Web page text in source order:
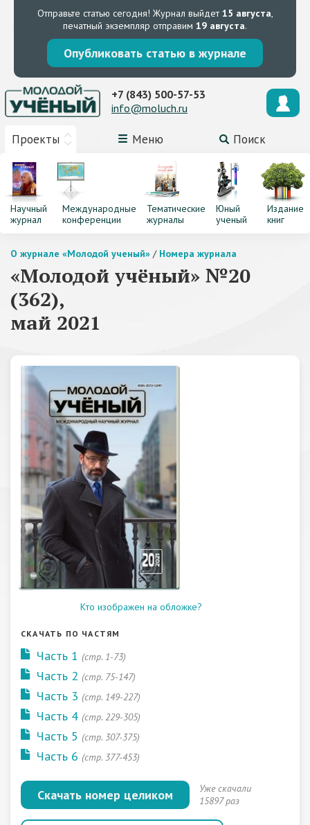
Отправьте статью сегодня! Журнал выйдет15 августа,
печатный экземпляр отправим 19 августа.
Опубликовать статью в журнале
Проекты Меню Поиск
+7 (843) 500-57-53
info@moluch.ru
Научный
журнал
Международные
конференции
Тематические
журналы
Юный
ученый
Издание
книг
О журнале «Молодой ученый» / Номера журнала
«Молодой учёный» №20
(362),
май 2021
Кто изображен на обложке?
СКАЧАТЬ ПО ЧАСТЯМ
Часть 1 (стр. 1-73)
Часть 2 (стр. 75-147)
Часть 3 (стр. 149-227)
Часть 4 (стр. 229-305)
Часть 5 (стр. 307-375)
Часть 6 (стр. 377-453)
Скачать номер целиком
Уже скачали
15897 раз